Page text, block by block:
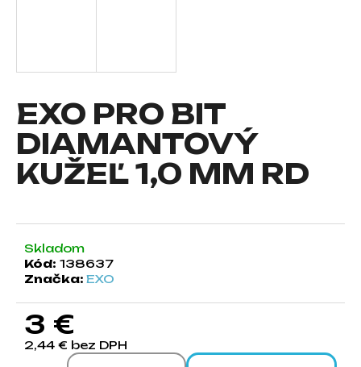
EXO PRO BIT
DIAMANTOVÝ
KUŽEĽ 1,0 MM RD
Skladom
Kód: 138637
Značka: EXO
3 €
2,44 € bez DPH
Jednotková cena:
?
HĽADAŤ
O
d
p
o
ú